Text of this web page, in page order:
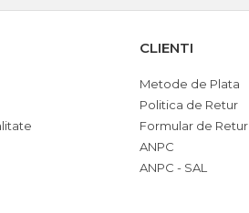
CLIENTI
Metode de Plata
Politica de Retur
Formular de Retur
ANPC
ANPC - SAL